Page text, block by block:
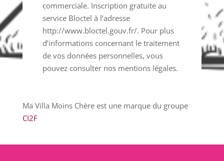
commerciale. Inscription gratuite au
service Bloctel à l’adresse
http://www.bloctel.gouv.fr/. Pour plus
d’informations concernant le traitement
de vos données personnelles, vous
pouvez consulter nos mentions légales.
Ma Villa Moins Chère est une marque du groupe
CI2F